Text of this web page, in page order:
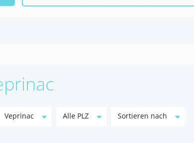
Veprinac Alle PLZ Sortieren nach